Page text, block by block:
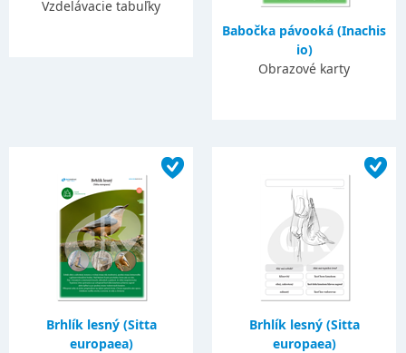
Vzdelávacie tabuľky
Babočka pávooká (Inachis
io)
Obrazové karty
Brhlík lesný (Sitta
europaea)
Brhlík lesný (Sitta
europaea)